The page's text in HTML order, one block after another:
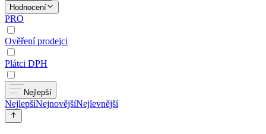
Hodnocení
PRO
Ověření prodejci
Plátci DPH
Nejlepší
NejlepšíNejnovějšíNejlevnější